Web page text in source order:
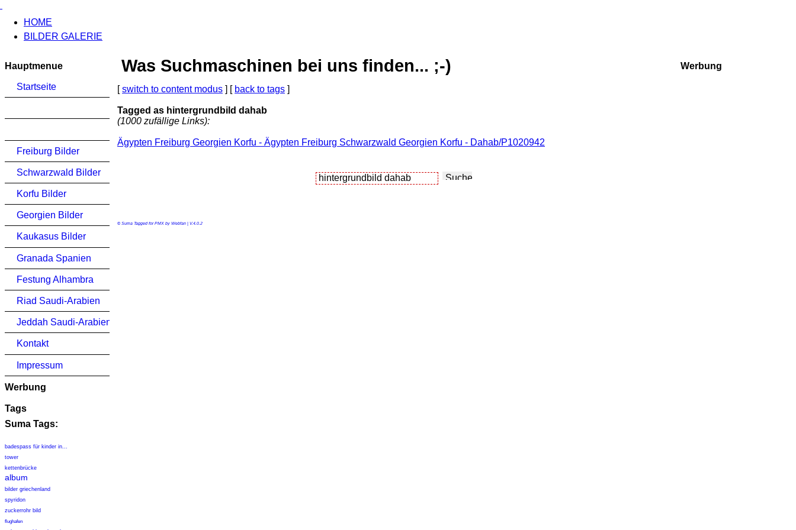
HOME
BILDER GALERIE
Hauptmenue
Startseite
Freiburg Bilder
Schwarzwald Bilder
Korfu Bilder
Georgien Bilder
Kaukasus Bilder
Granada Spanien
Festung Alhambra
Riad Saudi-Arabien
Jeddah Saudi-Arabien
Kontakt
Impressum
Werbung
Tags
Suma Tags:
badespass für kinder in...
tower
kettenbrücke
album
bilder griechenland
spyridon
zuckerrohr bild
flughafen
Was Suchmaschinen bei uns finden... ;-)
[switch to content modus ] [ back to tags ]
Tagged as hintergrundbild dahab
(1000 zufällige Links):
Ägypten Freiburg Georgien Korfu - Ägypten Freiburg Schwarzwald Georgien Korfu - Dahab/P1020942
© Suma Tagged for PMX by Webfan | V.4.0.2
Werbung